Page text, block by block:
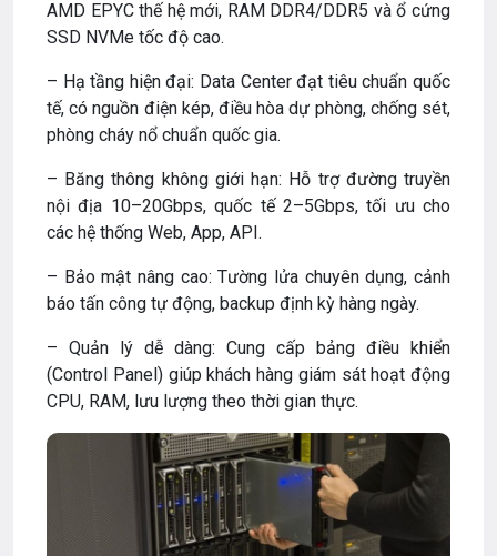
AMD EPYC thế hệ mới, RAM DDR4/DDR5 và ổ cứng
SSD NVMe tốc độ cao.
– Hạ tầng hiện đại: Data Center đạt tiêu chuẩn quốc
tế, có nguồn điện kép, điều hòa dự phòng, chống sét,
phòng cháy nổ chuẩn quốc gia.
– Băng thông không giới hạn: Hỗ trợ đường truyền
nội địa 10–20Gbps, quốc tế 2–5Gbps, tối ưu cho
các hệ thống Web, App, API.
– Bảo mật nâng cao: Tường lửa chuyên dụng, cảnh
báo tấn công tự động, backup định kỳ hàng ngày.
– Quản lý dễ dàng: Cung cấp bảng điều khiển
(Control Panel) giúp khách hàng giám sát hoạt động
CPU, RAM, lưu lượng theo thời gian thực.